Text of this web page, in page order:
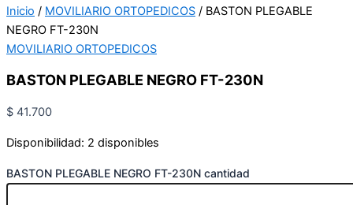
Inicio / MOVILIARIO ORTOPEDICOS / BASTON PLEGABLE
NEGRO FT-230N
MOVILIARIO ORTOPEDICOS
BASTON PLEGABLE NEGRO FT-230N
$ 41.700
Disponibilidad: 2 disponibles
BASTON PLEGABLE NEGRO FT-230N cantidad